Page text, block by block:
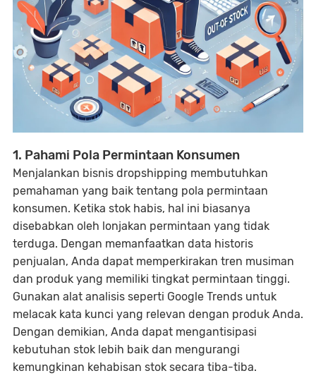
1. Pahami Pola Permintaan Konsumen
Menjalankan bisnis dropshipping membutuhkan
pemahaman yang baik tentang pola permintaan
konsumen. Ketika stok habis, hal ini biasanya
disebabkan oleh lonjakan permintaan yang tidak
terduga. Dengan memanfaatkan data historis
penjualan, Anda dapat memperkirakan tren musiman
dan produk yang memiliki tingkat permintaan tinggi.
Gunakan alat analisis seperti Google Trends untuk
melacak kata kunci yang relevan dengan produk Anda.
Dengan demikian, Anda dapat mengantisipasi
kebutuhan stok lebih baik dan mengurangi
kemungkinan kehabisan stok secara tiba-tiba.